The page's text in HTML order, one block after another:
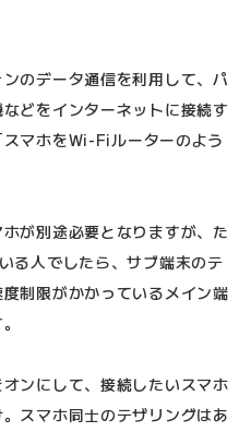
のデータ通信を利用して、パ
どをインターネットに接続す
マホをWi-Fiルーターのよう
が別途必要となりますが、た
る人でしたら、サブ端末のテ
制限がかかっているメイン端
ンにして、接続したいスマホ
スマホ同士のテザリングはあ